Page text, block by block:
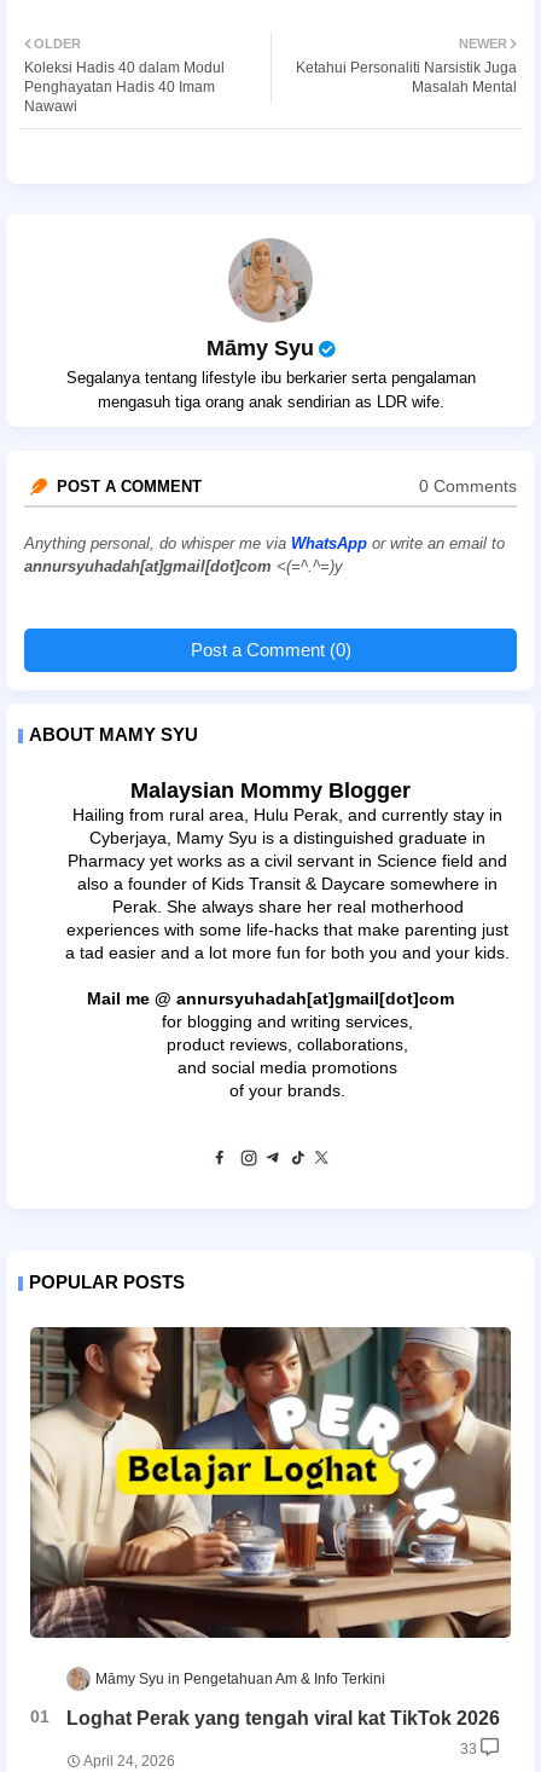
NEWER
Ketahui Personaliti Narsistik Juga
Masalah Mental
OLDER
Koleksi Hadis 40 dalam Modul
Penghayatan Hadis 40 Imam
Nawawi
Māmy Syu
Segalanya tentang lifestyle ibu berkarier serta pengalaman
mengasuh tiga orang anak sendirian as LDR wife.
POST A COMMENT 0 Comments
Anything personal, do whisper me via WhatsApp or write an email to
annursyuhadah[at]gmail[dot]com <(=^.^=)y
Post a Comment (0)
ABOUT MAMY SYU
Malaysian Mommy Blogger
Hailing from rural area, Hulu Perak, and currently stay in
Cyberjaya, Mamy Syu is a distinguished graduate in
Pharmacy yet works as a civil servant in Science field and
also a founder of Kids Transit & Daycare somewhere in
Perak. She always share her real motherhood
experiences with some life-hacks that make parenting just
a tad easier and a lot more fun for both you and your kids.
Mail me @ annursyuhadah[at]gmail[dot]com
for blogging and writing services,
product reviews, collaborations,
and social media promotions
of your brands.
POPULAR POSTS
Māmy Syu Pengetahuan Am & Info Terkini
Loghat Perak yang tengah viral kat TikTok 2026
April 24, 2026
33